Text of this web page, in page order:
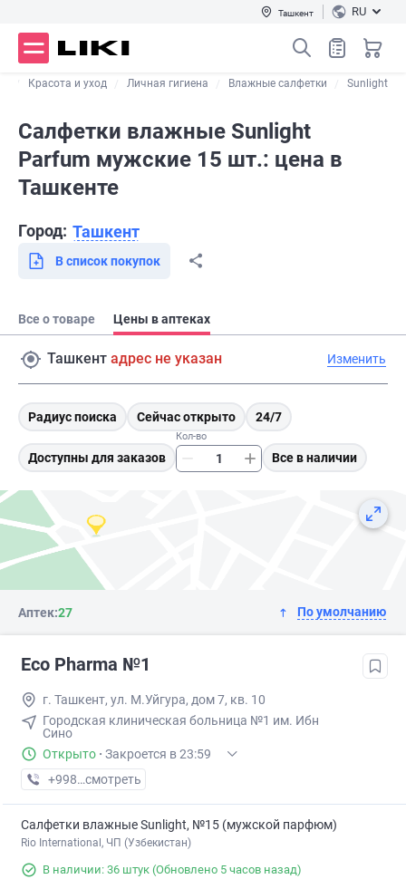
Ташкент RU
Красота и уход Личная гигиена Влажные салфетки Sunlight
Салфетки влажные Sunlight
Parfum мужские 15 шт.: цена в
Ташкенте
Город: Ташкент
В список покупок
Все о товаре Цены в аптеках
Ташкент адрес не указан Изменить
Радиус поиска Сейчас открыто 24/7
Доступны для заказов
Кол-во
Все в наличии
Аптек:27 По умолчанию
Eco Pharma №1
г. Ташкент, ул. М.Уйгура, дом 7, кв. 10
Городская клиническая больница №1 им. Ибн
Сино
Открыто · Закроется в 23:59
+998 (71) XXX-XX-XX
смотреть
Салфетки влажные Sunlight, №15 (мужской парфюм)
Rio International, ЧП (Узбекистан)
В наличии: 36 штук (Обновлено 5 часов назад)